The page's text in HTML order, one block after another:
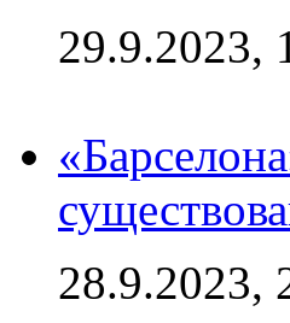
29.9.2023,
28.9.2023,